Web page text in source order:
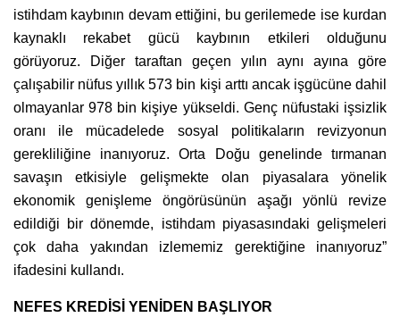
istihdam kaybının devam ettiğini, bu gerilemede ise kurdan
kaynaklı rekabet gücü kaybının etkileri olduğunu
görüyoruz. Diğer taraftan geçen yılın aynı ayına göre
çalışabilir nüfus yıllık 573 bin kişi arttı ancak işgücüne dahil
olmayanlar 978 bin kişiye yükseldi. Genç nüfustaki işsizlik
oranı ile mücadelede sosyal politikaların revizyonun
gerekliliğine inanıyoruz. Orta Doğu genelinde tırmanan
savaşın etkisiyle gelişmekte olan piyasalara yönelik
ekonomik genişleme öngörüsünün aşağı yönlü revize
edildiği bir dönemde, istihdam piyasasındaki gelişmeleri
çok daha yakından izlememiz gerektiğine inanıyoruz”
ifadesini kullandı.
NEFES KREDİSİ YENİDEN BAŞLIYOR